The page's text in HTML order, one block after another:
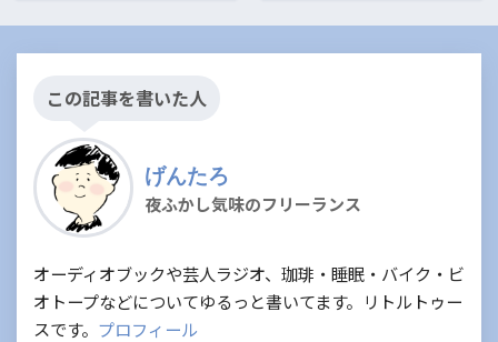
この記事を書いた人
げんたろ
夜ふかし気味のフリーランス
オーディオブックや芸人ラジオ、珈琲・睡眠・バイク・ビ
オトープなどについてゆるっと書いてます。リトルトゥー
スです。 プロフィール